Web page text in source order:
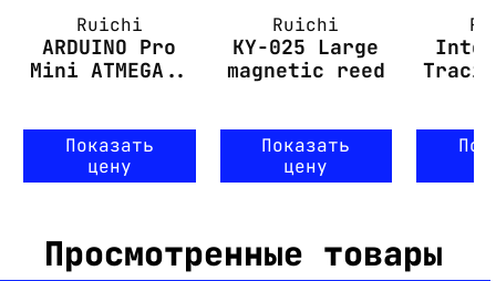
Ruichi
ARDUINO Pro
Mini ATMEGA..
Показать
цену
Ruichi
KY-025 Large
magnetic reed
Показать
цену
Просмотренные товары